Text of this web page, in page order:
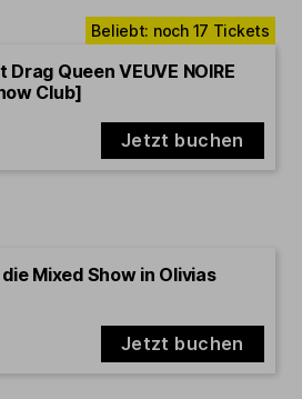
Queen VEUVE NOIRE
Club]
Jetzt buchen
die Mixed Show in Olivias
Jetzt buchen